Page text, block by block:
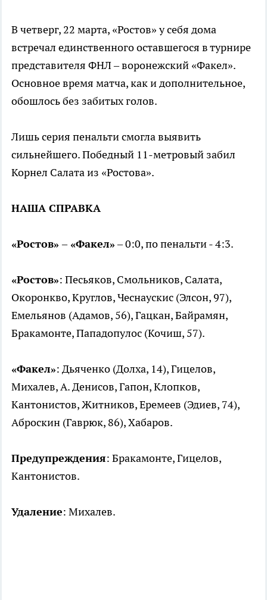
В четверг, 22 марта, «Ростов» у себя дома
встречал единственного оставшегося в турнире
представителя ФНЛ – воронежский «Факел».
Основное время матча, как и дополнительное,
обошлось без забитых голов.
Лишь серия пенальти смогла выявить
сильнейшего. Победный 11-метровый забил
Корнел Салата из «Ростова».
НАША СПРАВКА
«Ростов»–«Факел»– 0:0, по пенальти - 4:3.
«Ростов»: Песьяков, Смольников, Салата,
Окоронкво, Круглов, Чеснаускис (Элсон, 97),
Емельянов (Адамов, 56), Гацкан, Байрамян,
Бракамонте, Пападопулос (Кочиш, 57).
«Факел»: Дьяченко (Долха, 14), Гицелов,
Михалев, А. Денисов, Гапон, Клопков,
Кантонистов, Житников, Еремеев (Эдиев, 74),
Аброскин (Гаврюк, 86), Хабаров.
Предупреждения: Бракамонте, Гицелов,
Кантонистов.
Удаление: Михалев.